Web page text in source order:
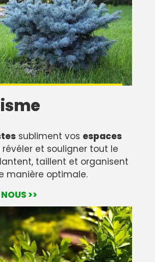
subliment vos espaces
révéler et souligner tout le
taillent et organisent
manière optimale.
>>